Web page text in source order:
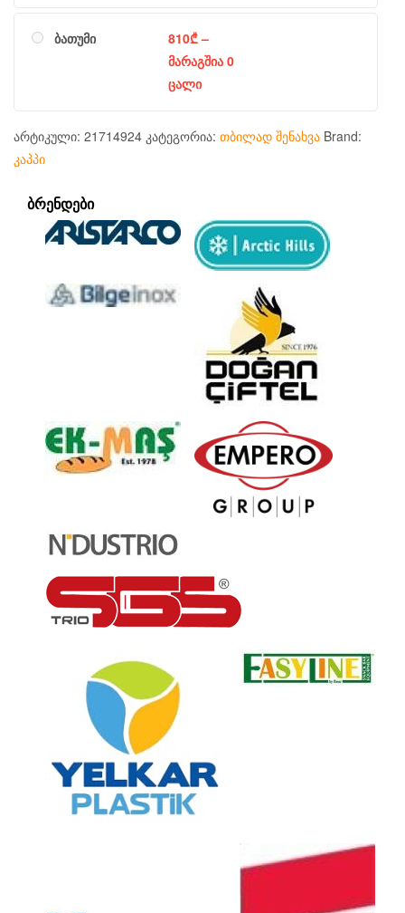
ბათუმი 810₾–
მარაგშია 0
ცალი
არტიკული: 21714924 კატეგორია: თბილად შენახვა Brand:
კაპპი
ᲑᲠᲔᲜᲓᲔᲑᲘ